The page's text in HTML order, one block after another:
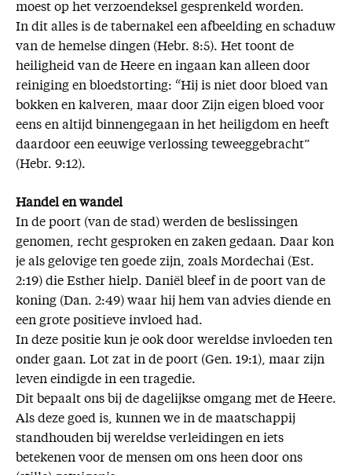
moest op het verzoendeksel gesprenkeld worden.
In dit alles is de tabernakel een afbeelding en schaduw
van de hemelse dingen (Hebr. 8:5). Het toont de
heiligheid van de Heere en ingaan kan alleen door
reiniging en bloedstorting: “Hij is niet door bloed van
bokken en kalveren, maar door Zijn eigen bloed voor
eens en altijd binnengegaan in het heiligdom en heeft
daardoor een eeuwige verlossing teweeggebracht”
(Hebr. 9:12).
Handel en wandel
In de poort (van de stad) werden de beslissingen
genomen, recht gesproken en zaken gedaan. Daar kon
je als gelovige ten goede zijn, zoals Mordechai (Est.
2:19) die Esther hielp. Daniël bleef in de poort van de
koning (Dan. 2:49) waar hij hem van advies diende en
een grote positieve invloed had.
In deze positie kun je ook door wereldse invloeden ten
onder gaan. Lot zat in de poort (Gen. 19:1), maar zijn
leven eindigde in een tragedie.
Dit bepaalt ons bij de dagelijkse omgang met de Heere.
Als deze goed is, kunnen we in de maatschappij
standhouden bij wereldse verleidingen en iets
betekenen voor de mensen om ons heen door ons